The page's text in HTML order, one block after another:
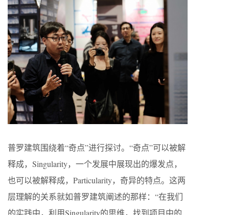
普罗建筑围绕着“奇点”进行探讨。“奇点”可以被解
释成，Singularity，一个发展中展现出的爆发点，
也可以被解释成，Particularity，奇异的特点。这两
层理解的关系就如普罗建筑阐述的那样：“在我们
的实践中，利用Singularity的思维，找到项目中的